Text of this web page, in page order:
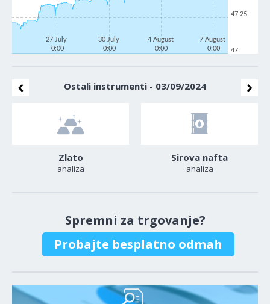
27 July
0:00
30 July
0:00
4 August
0:00
7 August
0:00
47
47.25
Ostali instrumenti - 03/09/2024
Zlato
analiza
Sirova nafta
analiza
Spremni za trgovanje?
Probajte besplatno odmah